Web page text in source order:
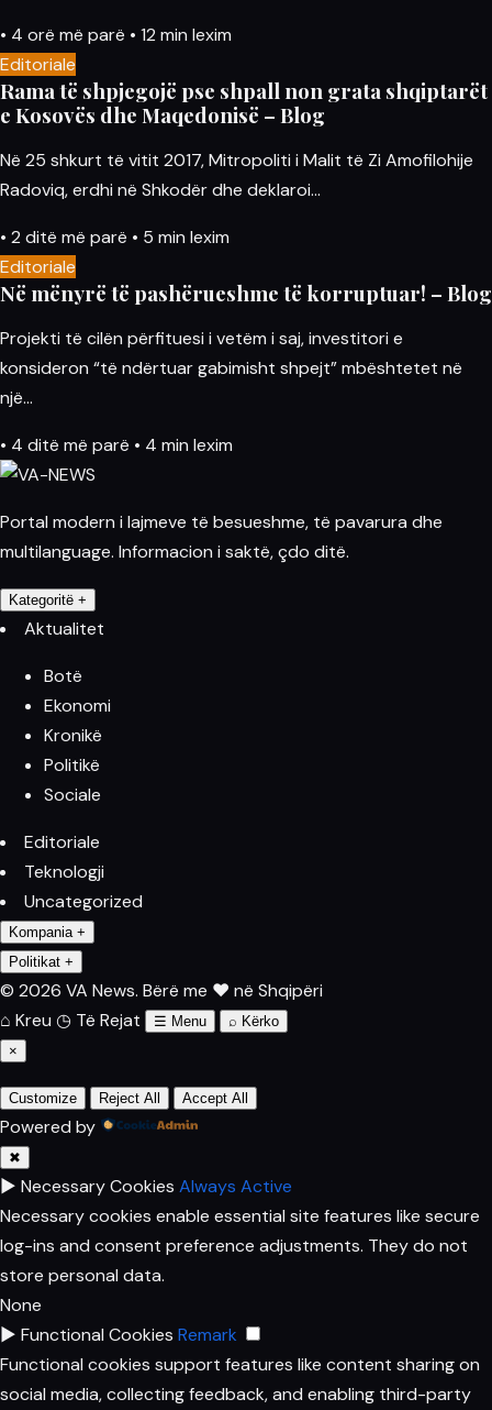
• 4 orë më parë • 12 min lexim
Editoriale
Rama të shpjegojë pse shpall non grata shqiptarët
e Kosovës dhe Maqedonisë – Blog
Në 25 shkurt të vitit 2017, Mitropoliti i Malit të Zi Amofilohije
Radoviq, erdhi në Shkodër dhe deklaroi…
• 2 ditë më parë • 5 min lexim
Editoriale
Në mënyrë të pashërueshme të korruptuar! – Blog
Projekti të cilën përfituesi i vetëm i saj, investitori e
konsideron “të ndërtuar gabimisht shpejt” mbështetet në
një…
• 4 ditë më parë • 4 min lexim
Portal modern i lajmeve të besueshme, të pavarura dhe
multilanguage. Informacion i saktë, çdo ditë.
Kategoritë +
Aktualitet
Botë
Ekonomi
Kronikë
Politikë
Sociale
Editoriale
Teknologji
Uncategorized
Kompania +
Politikat +
© 2026 VA News. Bërë me ♥ në Shqipëri
⌂ Kreu ◷ Të Rejat ☰ Menu ⌕ Kërko
×
Customize Reject All Accept All
Powered by
✖
► Necessary Cookies Always Active
Necessary cookies enable essential site features like secure
log-ins and consent preference adjustments. They do not
store personal data.
None
► Functional Cookies Remark
Functional cookies support features like content sharing on
social media, collecting feedback, and enabling third-party